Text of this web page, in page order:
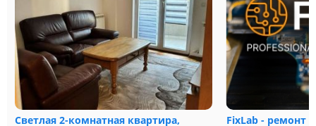
Светлая 2-комнатная квартира, FixLab - ремонт